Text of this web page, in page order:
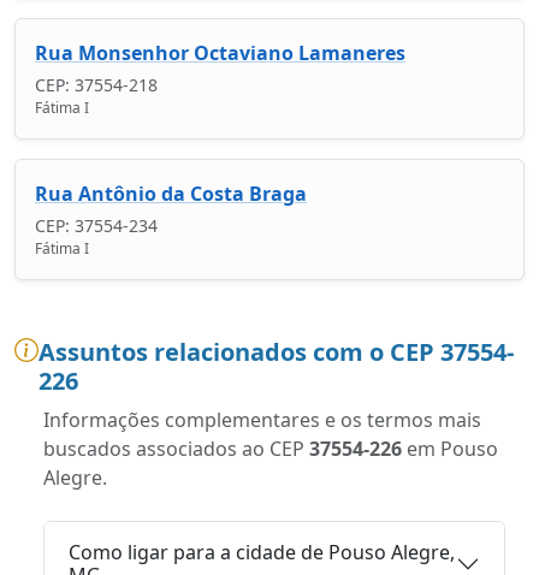
Rua Monsenhor Octaviano Lamaneres
CEP: 37554-218
Fátima I
Rua Antônio da Costa Braga
CEP: 37554-234
Fátima I
Assuntos relacionados com o CEP 37554-
226
Informações complementares e os termos mais
buscados associados ao CEP 37554-226 em Pouso
Alegre.
Como ligar para a cidade de Pouso Alegre,